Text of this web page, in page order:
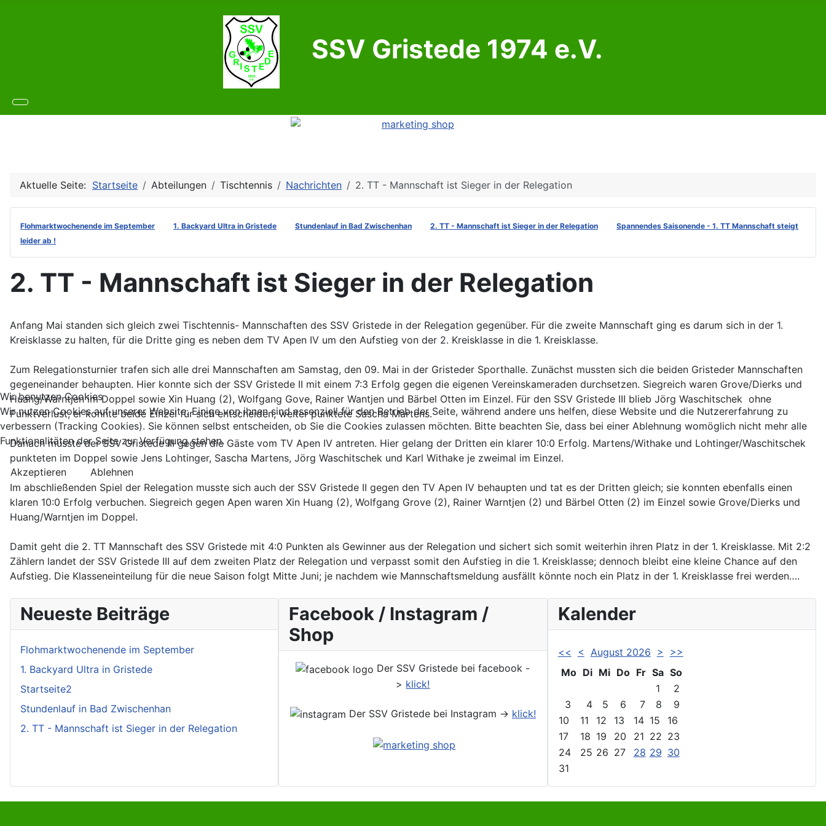
SSV Gristede 1974 e.V.
Aktuelle Seite: Startseite Abteilungen Tischtennis Nachrichten 2. TT - Mannschaft ist Sieger in der Relegation
Flohmarktwochenende im September 1. Backyard Ultra in Gristede Stundenlauf in Bad Zwischenhan 2. TT - Mannschaft ist Sieger in der Relegation
Spannendes Saisonende - 1. TT Mannschaft steigt
leider ab !
2. TT - Mannschaft ist Sieger in der Relegation
Anfang Mai standen sich gleich zwei Tischtennis- Mannschaften des SSV Gristede in der Relegation gegenüber. Für die zweite Mannschaft ging es darum sich in der 1.
Kreisklasse zu halten, für die Dritte ging es neben dem TV Apen IV um den Aufstieg von der 2. Kreisklasse in die 1. Kreisklasse.
Zum Relegationsturnier trafen sich alle drei Mannschaften am Samstag, den 09. Mai in der Gristeder Sporthalle. Zunächst mussten sich die beiden Gristeder Mannschaften
gegeneinander behaupten. Hier konnte sich der SSV Gristede II mit einem 7:3 Erfolg gegen die eigenen Vereinskameraden durchsetzen. Siegreich waren Grove/Dierks und
Huang/Warntjen im Doppel sowie Xin Huang (2), Wolfgang Gove, Rainer Wantjen und Bärbel Otten im Einzel. Für den SSV Gristede III blieb Jörg Waschitschek ohne
Punktverlust; er konnte beide Einzel für sich entscheiden, weiter punktete Sascha Martens.
Danach musste der SSV Gristede III gegen die Gäste vom TV Apen IV antreten. Hier gelang der Dritten ein klarer 10:0 Erfolg. Martens/Withake und Lohtinger/Waschitschek
punkteten im Doppel sowie Jens Lohtinger, Sascha Martens, Jörg Waschitschek und Karl Withake je zweimal im Einzel.
Im abschließenden Spiel der Relegation musste sich auch der SSV Gristede II gegen den TV Apen IV behaupten und tat es der Dritten gleich; sie konnten ebenfalls einen
klaren 10:0 Erfolg verbuchen. Siegreich gegen Apen waren Xin Huang (2), Wolfgang Grove (2), Rainer Warntjen (2) und Bärbel Otten (2) im Einzel sowie Grove/Dierks und
Huang/Warntjen im Doppel.
Damit geht die 2. TT Mannschaft des SSV Gristede mit 4:0 Punkten als Gewinner aus der Relegation und sichert sich somit weiterhin ihren Platz in der 1. Kreisklasse. Mit 2:2
Zählern landet der SSV Gristede III auf dem zweiten Platz der Relegation und verpasst somit den Aufstieg in die 1. Kreisklasse; dennoch bleibt eine kleine Chance auf den
Aufstieg. Die Klasseneinteilung für die neue Saison folgt Mitte Juni; je nachdem wie Mannschaftsmeldung ausfällt könnte noch ein Platz in der 1. Kreisklasse frei werden….
Neueste Beiträge
Flohmarktwochenende im September
1. Backyard Ultra in Gristede
Startseite2
Stundenlauf in Bad Zwischenhan
2. TT - Mannschaft ist Sieger in der Relegation
Facebook / Instagram /
Shop
Der SSV Gristede bei facebook -
> klick!
Der SSV Gristede bei Instagram -> klick!
Kalender
<< < August 2026 >
>>
Mo Di Mi Do Fr Sa So
1
2
3
4 5 6 7 8
9
10
11 12 13 14 15
16
17
18 19 20 21 22 23
24
25 26 27 28 29 30
31
Wir benutzen Cookies
Wir nutzen Cookies auf unserer Website. Einige von ihnen sind essenziell für den Betrieb der Seite, während andere uns helfen, diese Website und die Nutzererfahrung zu
verbessern (Tracking Cookies). Sie können selbst entscheiden, ob Sie die Cookies zulassen möchten. Bitte beachten Sie, dass bei einer Ablehnung womöglich nicht mehr alle
Funktionalitäten der Seite zur Verfügung stehen.
Akzeptieren Ablehnen